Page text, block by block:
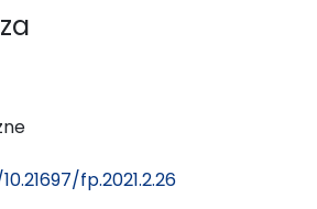
fp.2021.2.26